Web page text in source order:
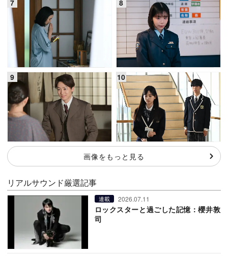
画像をもっと見る
リアルサウンド厳選記事
連載 2026.07.11
ロックスターと過ごした記憶：櫻井敦
司